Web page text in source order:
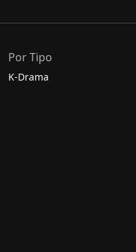
Por Tipo
K-Drama